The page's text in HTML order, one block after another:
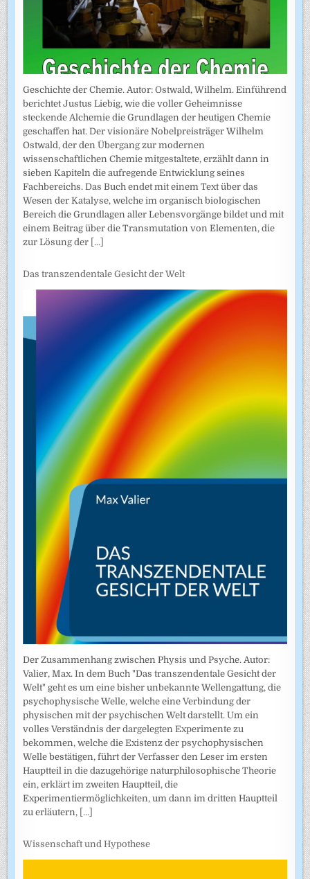
Geschichte der Chemie. Autor: Ostwald, Wilhelm. Einführend
berichtet Justus Liebig, wie die voller Geheimnisse
steckende Alchemie die Grundlagen der heutigen Chemie
geschaffen hat. Der visionäre Nobelpreisträger Wilhelm
Ostwald, der den Übergang zur modernen
wissenschaftlichen Chemie mitgestaltete, erzählt dann in
sieben Kapiteln die aufregende Entwicklung seines
Fachbereichs. Das Buch endet mit einem Text über das
Wesen der Katalyse, welche im organisch biologischen
Bereich die Grundlagen aller Lebensvorgänge bildet und mit
einem Beitrag über die Transmutation von Elementen, die
zur Lösung der [...]
Das transzendentale Gesicht der Welt
Der Zusammenhang zwischen Physis und Psyche. Autor:
Valier, Max. In dem Buch "Das transzendentale Gesicht der
Welt" geht es um eine bisher unbekannte Wellengattung, die
psychophysische Welle, welche eine Verbindung der
physischen mit der psychischen Welt darstellt. Um ein
volles Verständnis der dargelegten Experimente zu
bekommen, welche die Existenz der psychophysischen
Welle bestätigen, führt der Verfasser den Leser im ersten
Hauptteil in die dazugehörige naturphilosophische Theorie
ein, erklärt im zweiten Hauptteil, die
Experimentiermöglichkeiten, um dann im dritten Hauptteil
zu erläutern, [...]
Wissenschaft und Hypothese